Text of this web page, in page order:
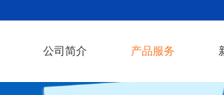
公司简介 产品服务